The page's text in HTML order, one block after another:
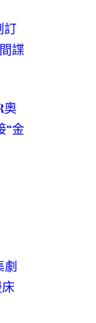
訂
諜
奧
“金
劇